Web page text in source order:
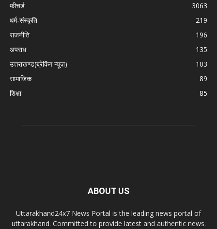
फीचर्ड
3063
धर्म-संस्कृति
219
राजनीति
196
अपराध
135
उत्तराखण्ड(ब्रेकिंग न्यूज़)
103
सामाजिक
89
शिक्षा
85
ABOUT US
Uttarakhand24x7 News Portal is the leading news portal of
uttarakhand. Committed to provide latest and authentic news.